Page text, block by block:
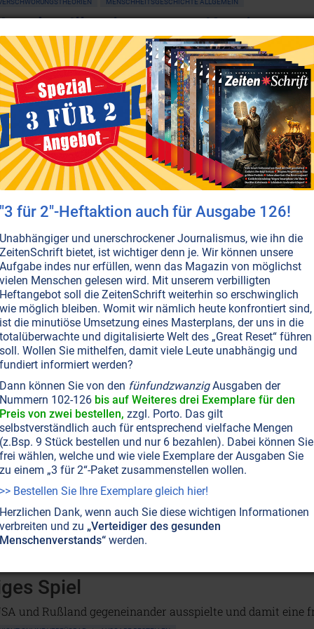
MENSCHHEITSGESCHICHTE ALLGEMEIN
den Illuminaten zur Komintern
Russische Revolution, 1. Akt: Kein Volksaufstand wird über
den Zaren stürzte und Not und Elend über Russland
Eine Revolution ist auch selten das, was sie vorgibt zu sein.
Kommunismus Erzkapitalisten und so war Marx nichts
Diensten.
Weiterlesen...
ZEITENSCHRIFT NR. 32 INSZENIERTE KRIEGE ILLUMINATEN • BILDERBERGER •
VERSCHWÖRUNGSTHEORIEN
MENSCHHEITSGESCHICHTE ALLGEMEIN
Vom christlichen Reich zur
Russische Revolution, 2. Akt: Die bolschewistische
Betrügereien der Geschichte: Erstens kam sie nicht aus
Notwendigkeit dafür, drittens wurden die Arbeiter um all
gestellt worden war. Mehr noch: Sie gingen durch eine der
je sah. Sie war jedoch eine wichtige Etappe hin zum grossen
Weltherrschaft eines kleinen, exklusiven Zirkels.
NEUE WELTORDNUNG
Ein weiterer Schritt zur Weltdiktatur
Kosovo-Krieg: Haben Sie sich auch gefragt, wie es beinahe
kommen konnte, den angeblich niemand wollte? Hier sind
Massenmedien kaum berichtet wurden.Weiterlesen...
Spiel
und Rußland gegeneinander ausspielte und damit eine
"3 für 2"-Heftaktion auch für Ausgabe 126!
Unabhängiger und unerschrockener Journalismus, wie ihn die
ZeitenSchrift bietet, ist wichtiger denn je. Wir können unsere
Aufgabe indes nur erfüllen, wenn das Magazin von möglichst
vielen Menschen gelesen wird. Mit unserem verbilligten
Heftangebot soll die ZeitenSchrift weiterhin so erschwinglich
wie möglich bleiben. Womit wir nämlich heute konfrontiert sind,
ist die minutiöse Umsetzung eines Masterplans, der uns in die
totalüberwachte und digitalisierte Welt des „Great Reset“ führen
soll. Wollen Sie mithelfen, damit viele Leute unabhängig und
fundiert informiert werden?
Dann können Sie von den fünfundzwanzigAusgaben der
Nummern 102-126 bis auf Weiteres drei Exemplare für den
Preis von zwei bestellen, zzgl. Porto. Das gilt
selbstverständlich auch für entsprechend vielfache Mengen
(z.Bsp. 9 Stück bestellen und nur 6 bezahlen). Dabei können Sie
frei wählen, welche und wie viele Exemplare der Ausgaben Sie
zu einem „3 für 2“-Paket zusammenstellen wollen.
>> Bestellen Sie Ihre Exemplare gleich hier!
Herzlichen Dank, wenn auch Sie diese wichtigen Informationen
verbreiten und zu „Verteidiger des gesunden
Menschenverstands“werden.